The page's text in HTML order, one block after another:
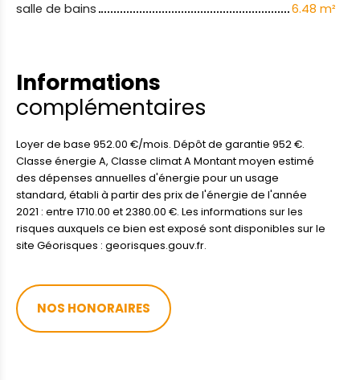
salle de bains
6.48 m²
Informations
complémentaires
Loyer de base 952.00 €/mois. Dépôt de garantie 952 €.
Classe énergie A, Classe climat A Montant moyen estimé
des dépenses annuelles d'énergie pour un usage
standard, établi à partir des prix de l'énergie de l'année
2021 : entre 1710.00 et 2380.00 €. Les informations sur les
risques auxquels ce bien est exposé sont disponibles sur le
site Géorisques : georisques.gouv.fr.
NOS HONORAIRES